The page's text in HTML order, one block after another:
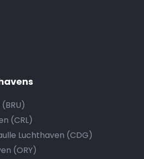
(CRL)
Luchthaven (CDG)
(ORY)